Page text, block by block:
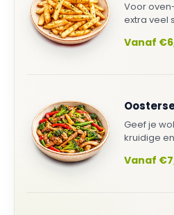
Voor
extra veel
Vanaf
Geef je
kruidige
Vanaf